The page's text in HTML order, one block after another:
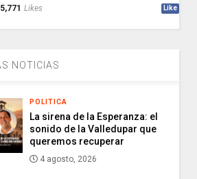
5,771 Likes Like
NOTICIAS
POLITICA
La sirena de la Esperanza: el
sonido de la Valledupar que
queremos recuperar
4 agosto, 2026